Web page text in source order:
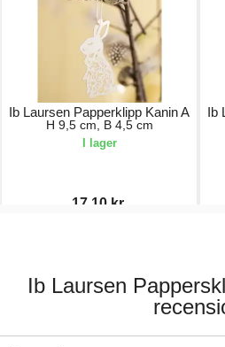
Ib Laursen Papperklipp Kanin A
H 9,5 cm, B 4,5 cm
I lager
17,10 kr.
Ib
Ib Laursen